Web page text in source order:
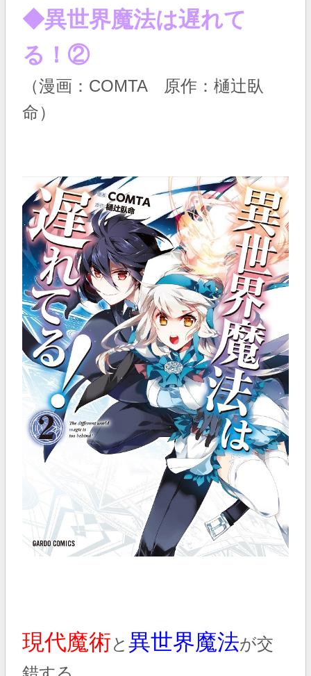
◆異世界魔法は遅れて
る！②
（漫画：COMTA 原作：樋辻臥
命）
現代魔術と 異世界魔法が交